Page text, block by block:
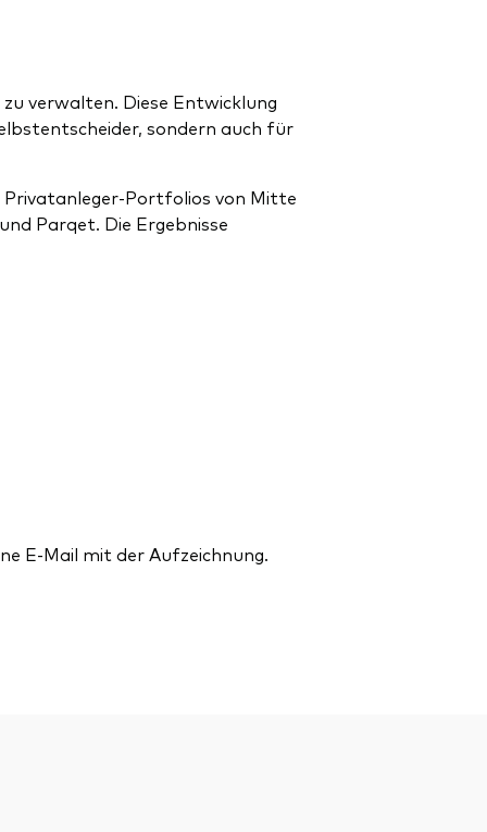
verwalten. Diese Entwicklung
sondern auch für
Privatanleger-Portfolios von Mitte
Parqet. Die Ergebnisse
E-Mail mit der Aufzeichnung.